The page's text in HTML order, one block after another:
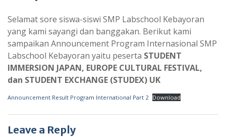
Selamat sore siswa-siswi SMP Labschool Kebayoran
yang kami sayangi dan banggakan. Berikut kami
sampaikan Announcement Program Internasional SMP
Labschool Kebayoran yaitu peserta STUDENT
IMMERSION JAPAN, EUROPE CULTURAL FESTIVAL,
dan STUDENT EXCHANGE (STUDEX) UK
Announcement Result Program International Part 2 Download
Leave a Reply